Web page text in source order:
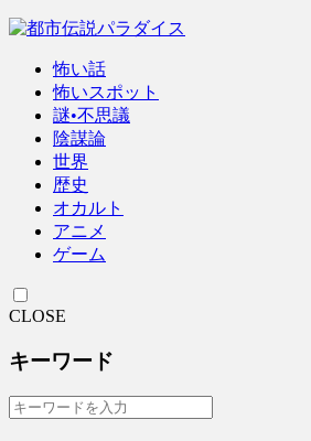
怖い話
怖いスポット
謎•不思議
陰謀論
世界
歴史
オカルト
アニメ
ゲーム
CLOSE
キーワード